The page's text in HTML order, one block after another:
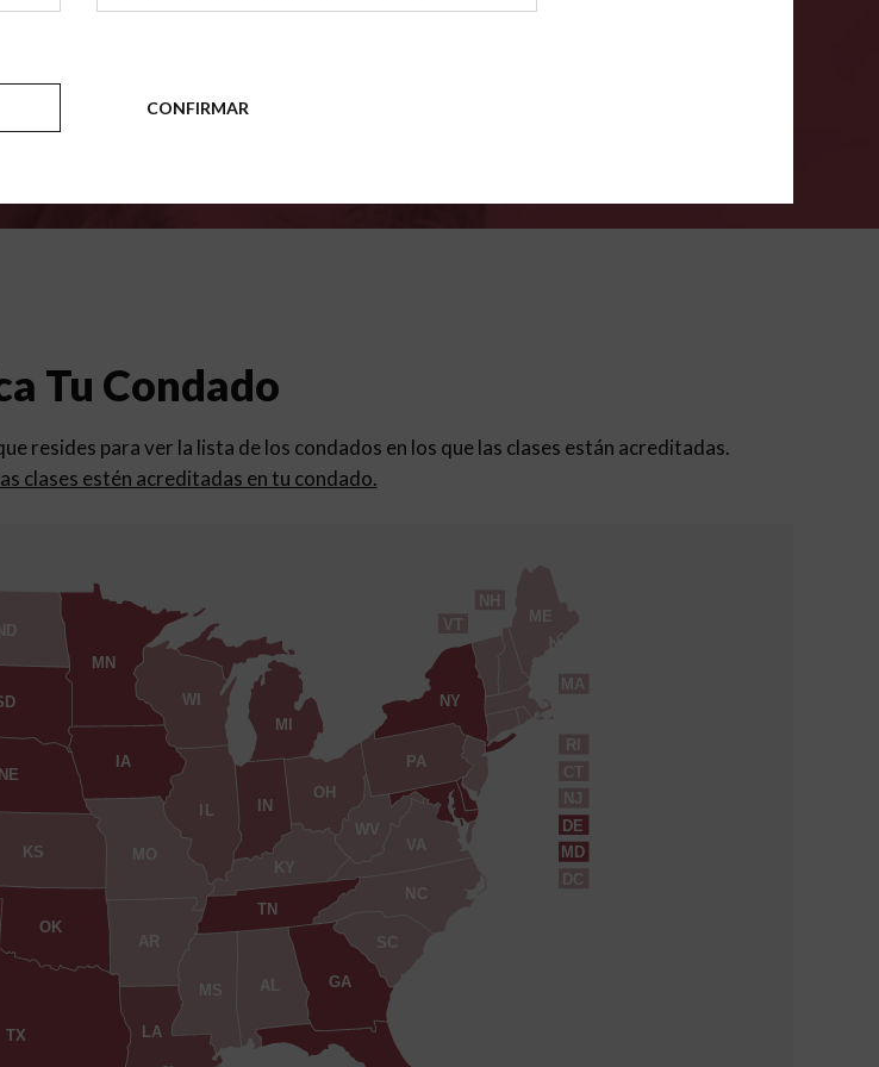
Tu Condado
resides para ver la lista de los condados en los que las clases están acreditadas.
clases estén acreditadas en tu condado.
AL
AR
CT
DE
DC
GA
IN
IA
KS
KY
LA
ME
MD
MA
MI
MN
MS
MO
NE
NH
NJ
NY
NC
ND
OH
OK
PA
RI
SC
TN
TX
VT
VA
WV
WI
CONFIRMAR